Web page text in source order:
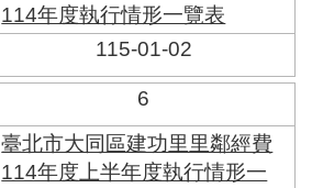
114年度執行情形一覽表
115-01-02
6
臺北市大同區建功里里鄰經費
114年度上半年度執行情形一